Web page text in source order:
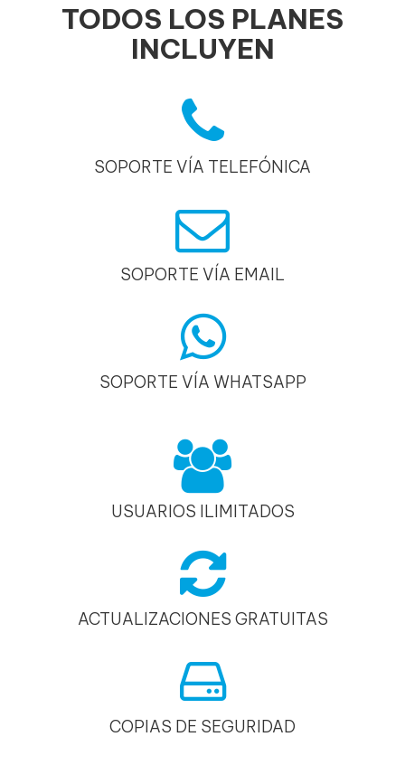
TODOS LOS PLANES
INCLUYEN
SOPORTE VÍA TELEFÓNICA
SOPORTE VÍA EMAIL
SOPORTE VÍA WHATSAPP
USUARIOS ILIMITADOS
ACTUALIZACIONES GRATUITAS
COPIAS DE SEGURIDAD